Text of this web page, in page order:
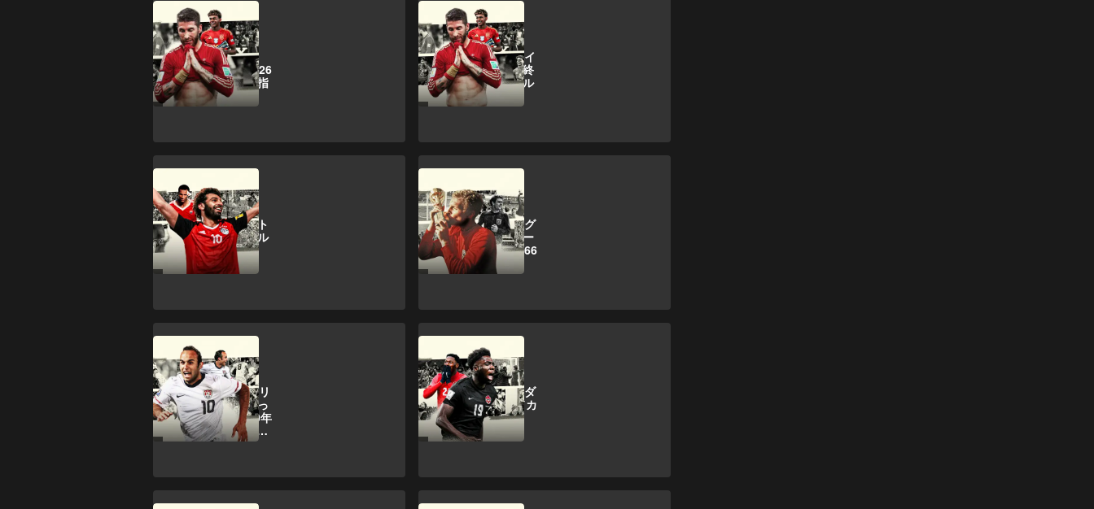
特集＆コラム
世界王者から迷走
へ：スペインは2026
年に名誉挽回を目指
す
ワールドカップ
【LEGACY】スペイ
ン代表黄金世代の終
焉…ラミン・ヤマル
という救世主
レガシー：エジプト
の終わらないワール
ドカップへの夢
【LEGACY】イング
ランドにフットボー
ルを取り戻した1966
年の英雄たち
ワールドカップ
【LEGACY】アメリ
カサッカー界にとっ
て大きかった2010年
W杯のドノヴァン決
勝ゴール
【LEGACY】カナダ
が2026年ワールドカ
ップに見る夢